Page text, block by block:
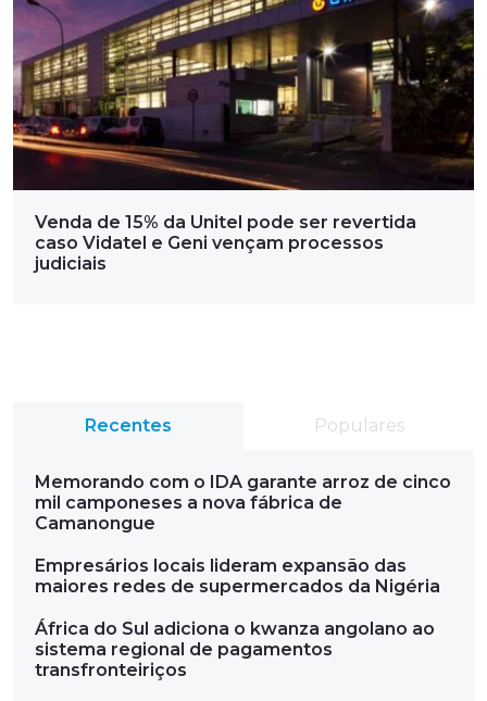
Venda de 15% da Unitel pode ser revertida
caso Vidatel e Geni vençam processos
judiciais
Recentes Populares
Memorando com o IDA garante arroz de cinco
mil camponeses a nova fábrica de
Camanongue
Empresários locais lideram expansão das
maiores redes de supermercados da Nigéria
África do Sul adiciona o kwanza angolano ao
sistema regional de pagamentos
transfronteiriços